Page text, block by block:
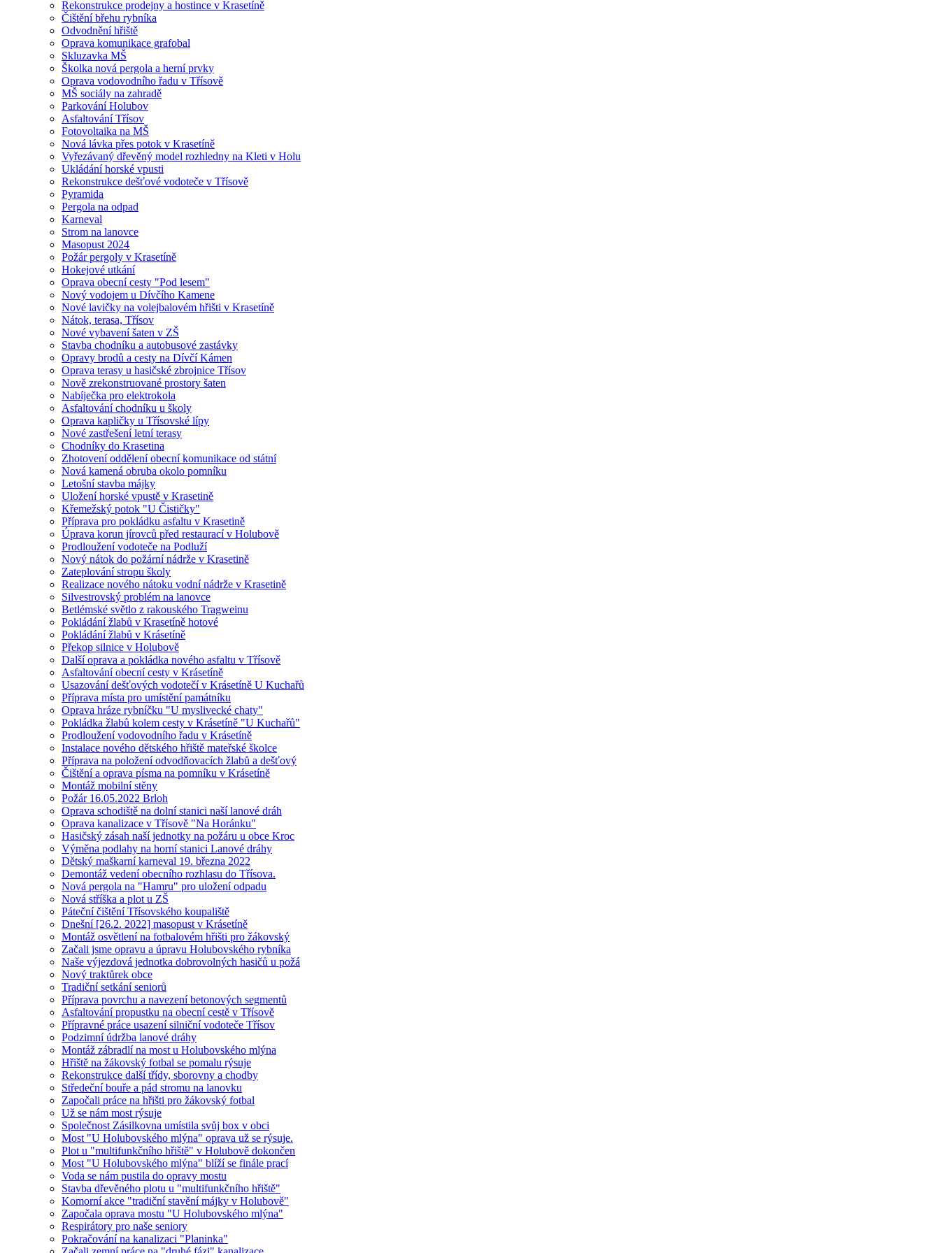
Rekonstrukce prodejny a hostince v Krasetíně
Čištění břehu rybníka
Odvodnění hřiště
Oprava komunikace grafobal
Skluzavka MŠ
Školka nová pergola a herní prvky
Oprava vodovodního řadu v Třísově
MŠ sociály na zahradě
Parkování Holubov
Asfaltování Třísov
Fotovoltaika na MŠ
Nová lávka přes potok v Krasetíně
Vyřezávaný dřevěný model rozhledny na Kleti v Holu
Ukládání horské vpusti
Rekonstrukce dešťové vodoteče v Třísově
Pyramida
Pergola na odpad
Karneval
Strom na lanovce
Masopust 2024
Požár pergoly v Krasetíně
Hokejové utkání
Oprava obecní cesty "Pod lesem"
Nový vodojem u Dívčího Kamene
Nové lavičky na volejbalovém hřišti v Krasetíně
Nátok, terasa, Třísov
Nové vybavení šaten v ZŠ
Stavba chodníku a autobusové zastávky
Opravy brodů a cesty na Dívčí Kámen
Oprava terasy u hasičské zbrojnice Třísov
Nově zrekonstruované prostory šaten
Nabíječka pro elektrokola
Asfaltování chodníku u školy
Oprava kapličky u Třísovské lípy
Nové zastřešení letní terasy
Chodníky do Krasetina
Zhotovení oddělení obecní komunikace od státní
Nová kamená obruba okolo pomníku
Letošní stavba májky
Uložení horské vpustě v Krasetině
Křemežský potok "U Čističky"
Příprava pro pokládku asfaltu v Krasetině
Úprava korun jírovců před restaurací v Holubově
Prodloužení vodoteče na Podluží
Nový nátok do požární nádrže v Krasetině
Zateplování stropu školy
Realizace nového nátoku vodní nádrže v Krasetině
Silvestrovský problém na lanovce
Betlémské světlo z rakouského Tragweinu
Pokládání žlabů v Krasetíně hotové
Pokládání žlabů v Krásetíně
Překop silnice v Holubově
Další oprava a pokládka nového asfaltu v Třísově
Asfaltování obecní cesty v Krásetíně
Usazování dešťových vodotečí v Krásetíně U Kuchařů
Příprava místa pro umístění památníku
Oprava hráze rybníčku "U myslivecké chaty"
Pokládka žlabů kolem cesty v Krásetíně "U Kuchařů"
Prodloužení vodovodního řadu v Krásetíně
Instalace nového dětského hřiště mateřské školce
Příprava na položení odvodňovacích žlabů a dešťový
Čištění a oprava písma na pomníku v Krásetíně
Montáž mobilní stěny
Požár 16.05.2022 Brloh
Oprava schodiště na dolní stanici naší lanové dráh
Oprava kanalizace v Třísově "Na Horánku"
Hasičský zásah naší jednotky na požáru u obce Kroc
Výměna podlahy na horní stanici Lanové dráhy
Dětský maškarní karneval 19. března 2022
Demontáž vedení obecního rozhlasu do Třísova.
Nová pergola na "Hamru" pro uložení odpadu
Nová stříška a plot u ZŠ
Páteční čištění Třísovského koupaliště
Dnešní [26.2. 2022] masopust v Krásetíně
Montáž osvětlení na fotbalovém hřišti pro žákovský
Začali jsme opravu a úpravu Holubovského rybníka
Naše výjezdová jednotka dobrovolných hasičů u požá
Nový traktůrek obce
Tradiční setkání seniorů
Příprava povrchu a navezení betonových segmentů
Asfaltování propustku na obecní cestě v Třísově
Přípravné práce usazení silniční vodoteče Třísov
Podzimní údržba lanové dráhy
Montáž zábradlí na most u Holubovského mlýna
Hřiště na žákovský fotbal se pomalu rýsuje
Rekonstrukce další třídy, sborovny a chodby
Středeční bouře a pád stromu na lanovku
Započali práce na hřišti pro žákovský fotbal
Už se nám most rýsuje
Společnost Zásilkovna umístila svůj box v obci
Most "U Holubovského mlýna" oprava už se rýsuje.
Plot u "multifunkčního hřiště" v Holubově dokončen
Most "U Holubovského mlýna" blíží se finále prací
Voda se nám pustila do opravy mostu
Stavba dřevěného plotu u "multifunkčního hřiště"
Komorní akce "tradiční stavění májky v Holubově"
Započala oprava mostu "U Holubovského mlýna"
Respirátory pro naše seniory
Pokračování na kanalizaci "Planinka"